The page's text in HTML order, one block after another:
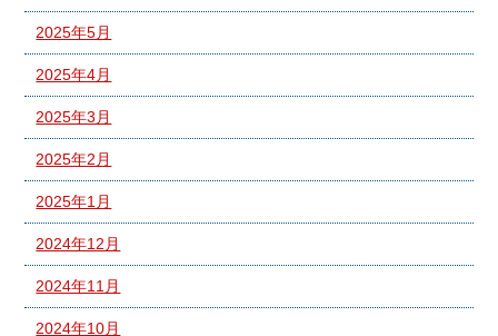
2025年5月
2025年4月
2025年3月
2025年2月
2025年1月
2024年12月
2024年11月
2024年10月